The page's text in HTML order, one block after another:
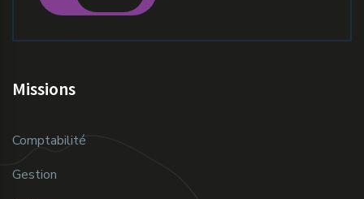
Missions
Comptabilité
Gestion